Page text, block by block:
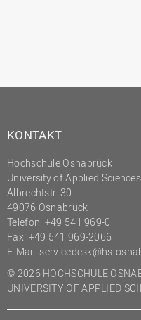
KONTAKT
Hochschule Osnabrück
University of Applied Sciences
Albrechtstr. 30
49076 Osnabrück
Telefon: +49 541 969-0
Fax: +49 541 969-2066
E-Mail: servicedesk@hs-
© 2026 HOCHSCHULE
UNIVERSITY OF APPLIED